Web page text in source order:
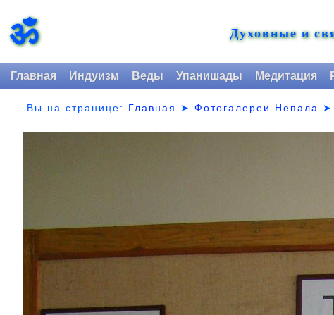
ॐ Духовные и
Главная Индуизм Веды Упанишады Медитация
Вы на странице: Главная ➤Фотогалереи Непала ➤